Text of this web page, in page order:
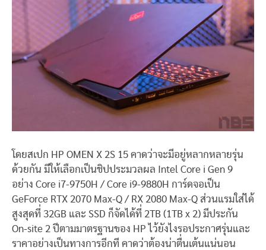
โดยสเปก HP OMEN X 2S 15 คาดว่าจะมีอยู่หลากหลายรุ่น
ด้วยกัน มีให้เลือกเป็นชิปประมวลผล Intel Core i Gen 9
อย่าง Core i7-9750H / Core i9-9880H การ์ดจอเป็น
GeForce RTX 2070 Max-Q / RX 2080 Max-Q ส่วนแรมใส่ได้
สูงสุดที่ 32GB และ SSD ก็จัดได้ที่ 2TB (1TB x 2) มีประกัน
On-site 2 ปีตามมาตรฐานของ HP ไว้ยังไงรอประกาศรุ่นและ
ราคาอย่างเป็นทางการอีกที คาดว่าต้องน่าตื่นเต้นแน่นอน